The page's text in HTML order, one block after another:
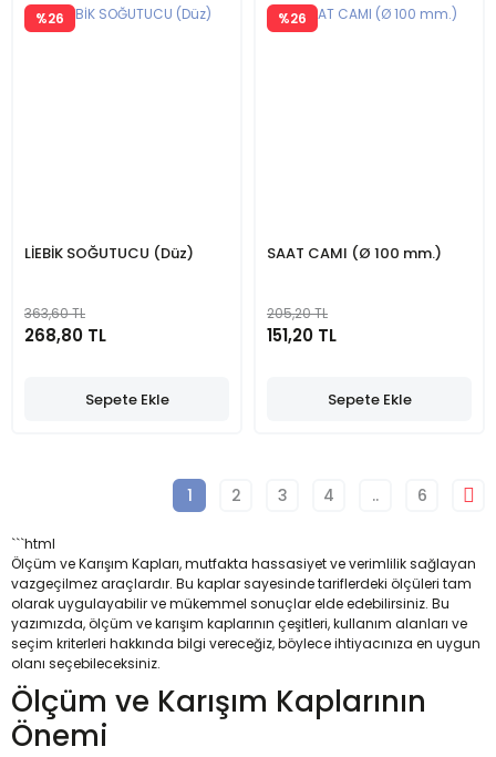
LİEBİK SOĞUTUCU (Düz)
%26
363,60 TL
268,80 TL
Sepete Ekle
SAAT CAMI (Ø 100 mm.)
%26
205,20 TL
151,20 TL
Sepete Ekle
1 2 3 4 .. 6
```html
Ölçüm ve Karışım Kapları, mutfakta hassasiyet ve verimlilik sağlayan
vazgeçilmez araçlardır. Bu kaplar sayesinde tariflerdeki ölçüleri tam
olarak uygulayabilir ve mükemmel sonuçlar elde edebilirsiniz. Bu
yazımızda, ölçüm ve karışım kaplarının çeşitleri, kullanım alanları ve
seçim kriterleri hakkında bilgi vereceğiz, böylece ihtiyacınıza en uygun
olanı seçebileceksiniz.
Ölçüm ve Karışım Kaplarının
Önemi